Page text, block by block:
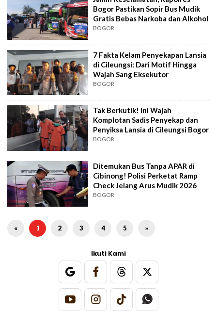
Bogor Pastikan Sopir Bus Mudik
Gratis Bebas Narkoba dan Alkohol
BOGOR
7 Fakta Kelam Penyekapan Lansia
di Cileungsi: Dari Motif Hingga
Wajah Sang Eksekutor
BOGOR
Tak Berkutik! Ini Wajah
Komplotan Sadis Penyekap dan
Penyiksa Lansia di Cileungsi Bogor
BOGOR
Ditemukan Bus Tanpa APAR di
Cibinong! Polisi Perketat Ramp
Check Jelang Arus Mudik 2026
BOGOR
« 1 2 3 4 5 »
Ikuti Kami